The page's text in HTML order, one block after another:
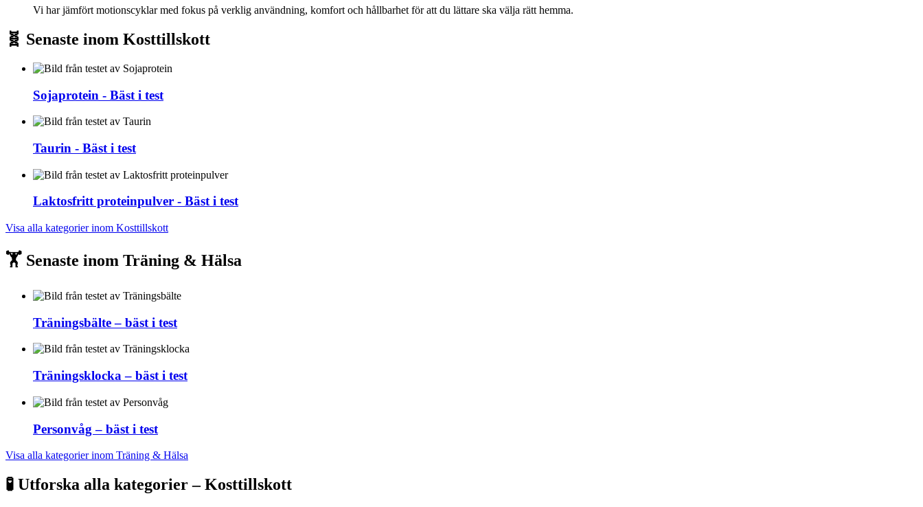
Vi har jämfört motionscyklar med fokus på verklig användning, komfort och hållbarhet för att du lättare ska välja rätt hemma.
🧬 Senaste inom Kosttillskott
Sojaprotein - Bäst i test
Taurin - Bäst i test
Laktosfritt proteinpulver - Bäst i test
Visa alla kategorier inom Kosttillskott
🏋️ Senaste inom Träning & Hälsa
Träningsbälte – bäst i test
Träningsklocka – bäst i test
Personvåg – bäst i test
Visa alla kategorier inom Träning & Hälsa
🧪 Utforska alla kategorier – Kosttillskott